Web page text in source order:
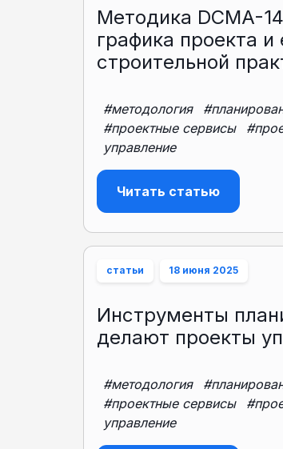
Методика DCMA-
графика проекта
строительной
#методология
#проектные сервисы
управление
Читать статью
статьи 18 июня 2025
Инструменты
делают проекты
#методология
#проектные сервисы
управление